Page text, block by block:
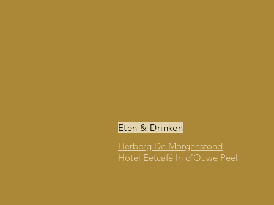
Eten & Drinken
Herberg De Morgenstond
Hotel Eetcafé In d'Ouwe Peel